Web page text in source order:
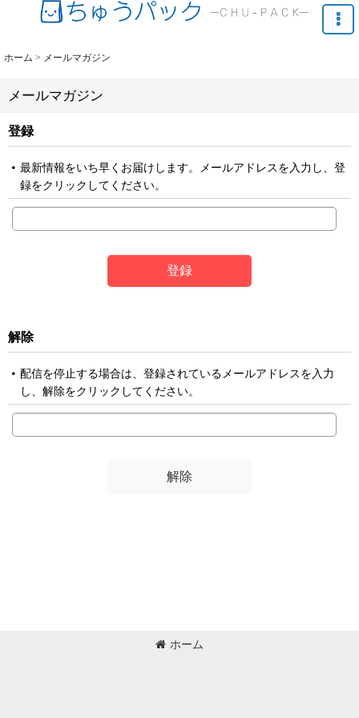
ホーム > メールマガジン
メールマガジン
登録
最新情報をいち早くお届けします。メールアドレスを入力し、登
録をクリックしてください。
登録
解除
配信を停止する場合は、登録されているメールアドレスを入力
し、解除をクリックしてください。
解除
ホーム